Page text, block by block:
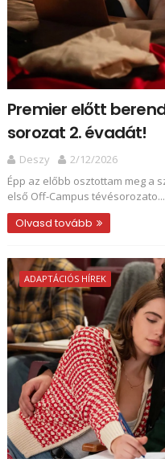
Premier előtt
sorozat 2. évadát!
Deszy
2/12/2026
Épp az előbb osztottam meg a
első Off-Campus tévésorozato...
Olvasd tovább
ADAPTÁCIÓS HÍREK